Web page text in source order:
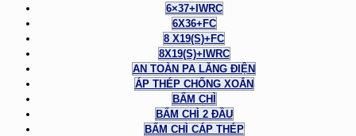
6×37+IWRC
6X36+FC
8 X19(S)+FC
8X19(S)+IWRC
AN TOÀN PA LĂNG ĐIỆN
ÁP THÉP CHỐNG XOẮN
BẤM CHÌ
BẤM CHÌ 2 ĐẦU
BẤM CHÌ CÁP THÉP